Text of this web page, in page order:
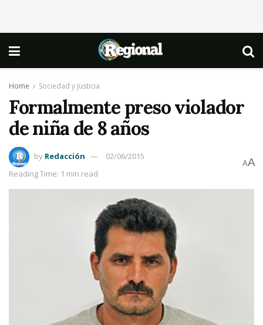
Home Sociedad y Justicia
Formalmente preso violador
de niña de 8 años
by Redacción
02/06/2015
Reading Time: 1 min read
AA